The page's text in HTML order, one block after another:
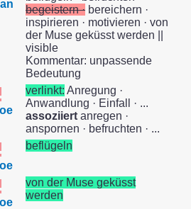
begeistern · bereichern ·
inspirieren · motivieren · von
der Muse geküsst werden ||
visible
Kommentar: unpassende
Bedeutung
verlinkt: Anregung ·
Anwandlung · Einfall · ...
assoziiert anregen ·
anspornen · befruchten · ...
beflügeln
von der Muse geküsst
werden